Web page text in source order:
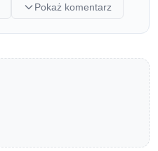
Pokaż komentarz